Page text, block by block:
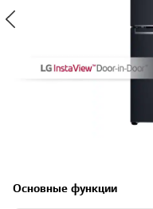
Основные функции